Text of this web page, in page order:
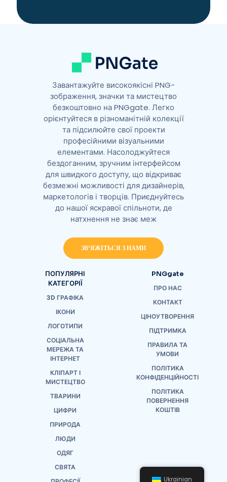
Завантажуйте високоякісні PNG-
зображення, значки та мистецтво
безкоштовно на PNGgate. Легко
орієнтуйтеся в різноманітній колекції
та підсилюйте свої проекти
професійними візуальними
елементами. Насолоджуйтеся
бездоганним, зручним інтерфейсом
для швидкого доступу, що відкриває
безмежні можливості для дизайнерів,
маркетологів і творців. Приєднуйтесь
до нашої яскравої спільноти, де
натхнення не знає меж
ЗВ'ЯЖІТЬСЯ З НАМИ
ПОПУЛЯРНІ
КАТЕГОРІЇ
3D ГРАФІКА
ІКОНИ
ЛОГОТИПИ
СОЦІАЛЬНА
МЕРЕЖА ТА
ІНТЕРНЕТ
КЛІПАРТ І
МИСТЕЦТВО
ТВАРИНИ
ЦИФРИ
ПРИРОДА
ЛЮДИ
ОДЯГ
СВЯТА
PNGgate
ПРО НАС
КОНТАКТ
ЦІНОУТВОРЕННЯ
ПІДТРИМКА
ПРАВИЛА ТА
УМОВИ
ПОЛІТИКА
КОНФІДЕНЦІЙНОСТІ
ПОЛІТИКА
ПОВЕРНЕННЯ
КОШТІВ
Ukrainian